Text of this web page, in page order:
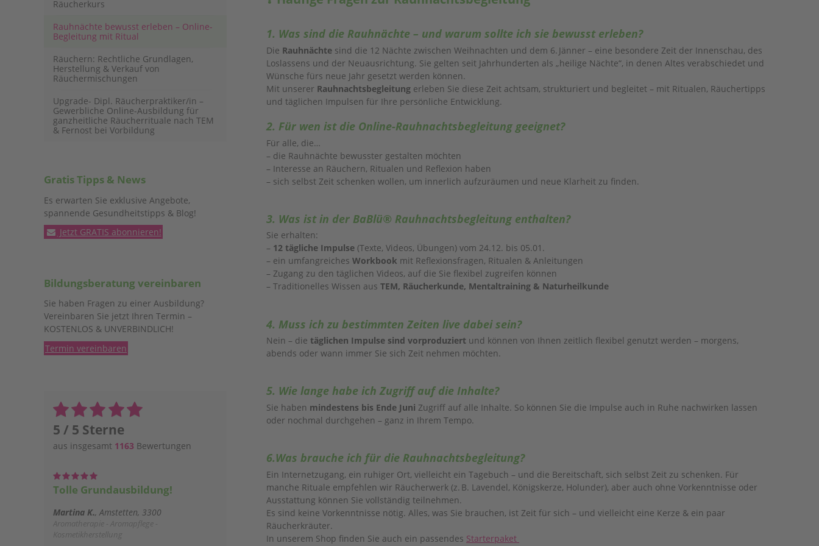
1. Was sind die Rauhnächte – und warum sollte ich sie bewusst erleben?
Die Rauhnächte sind die 12 Nächte zwischen Weihnachten und dem 6. Jänner – eine besondere Zeit der Innenschau, des
Loslassens und der Neuausrichtung. Sie gelten seit Jahrhunderten als „heilige Nächte“, in denen Altes verabschiedet und
Wünsche fürs neue Jahr gesetzt werden können.
Mit unserer Rauhnachtsbegleitung erleben Sie diese Zeit achtsam, strukturiert und begleitet – mit Ritualen, Räuchertipps
und täglichen Impulsen für Ihre persönliche Entwicklung.
2. Für wen ist die Online-Rauhnachtsbegleitung geeignet?
Für alle, die…
– die Rauhnächte bewusster gestalten möchten
– Interesse an Räuchern, Ritualen und Reflexion haben
– sich selbst Zeit schenken wollen, um innerlich aufzuräumen und neue Klarheit zu finden.
3. Was ist in der BaBlü® Rauhnachtsbegleitung enthalten?
Sie erhalten:
– 12 tägliche Impulse (Texte, Videos, Übungen) vom 24.12. bis 05.01.
– ein umfangreiches Workbook mit Reflexionsfragen, Ritualen & Anleitungen
– Zugang zu den täglichen Videos, auf die Sie flexibel zugreifen können
– Traditionelles Wissen aus TEM, Räucherkunde, Mentaltraining & Naturheilkunde
4. Muss ich zu bestimmten Zeiten live dabei sein?
Nein – die täglichen Impulse sind vorproduziert und können von Ihnen zeitlich flexibel genutzt werden – morgens,
abends oder wann immer Sie sich Zeit nehmen möchten.
5. Wie lange habe ich Zugriff auf die Inhalte?
Sie haben mindestens bis Ende Juni Zugriff auf alle Inhalte. So können Sie die Impulse auch in Ruhe nachwirken lassen
oder nochmal durchgehen – ganz in Ihrem Tempo.
6.Was brauche ich für die Rauhnachtsbegleitung?
Ein Internetzugang, ein ruhiger Ort, vielleicht ein Tagebuch – und die Bereitschaft, sich selbst Zeit zu schenken. Für
manche Rituale empfehlen wir Räucherwerk (z. B. Lavendel, Königskerze, Holunder), aber auch ohne Vorkenntnisse oder
Ausstattung können Sie vollständig teilnehmen.
Es sind keine Vorkenntnisse nötig. Alles, was Sie brauchen, ist Zeit für sich – und vielleicht eine Kerze & ein paar
Räucherkräuter.
In unserem Shop finden Sie auch ein passendes Starterpaket
Räucherkurs
Rauhnächte bewusst erleben – Online-
Begleitung mit Ritual
Räuchern: Rechtliche Grundlagen,
Herstellung & Verkauf von
Räuchermischungen
Upgrade- Dipl. Räucherpraktiker/in –
Gewerbliche Online-Ausbildung für
ganzheitliche Räucherrituale nach TEM
& Fernost bei Vorbildung
Gratis Tipps & News
Es erwarten Sie exklusive Angebote,
spannende Gesundheitstipps & Blog!
Jetzt GRATIS abonnieren!
Bildungsberatung vereinbaren
Sie haben Fragen zu einer Ausbildung?
Vereinbaren Sie jetzt Ihren Termin –
KOSTENLOS & UNVERBINDLICH!
Termin vereinbaren
5 / 5 Sterne
aus insgesamt 1163 Bewertungen
Tolle Grundausbildung!
Martina K. Amstetten, 3300
Aromatherapie - Aromapflege -
Kosmetikherstellung